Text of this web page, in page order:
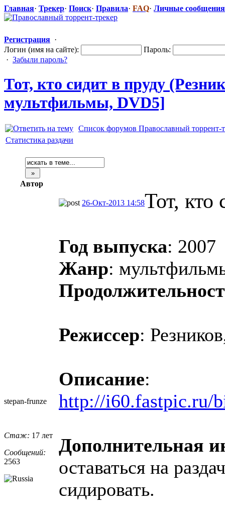
Главная· Трекер· Поиск· Правила· FAQ· Личные сообщения
Регистрация ·
Логин (имя на сайте):
Пароль:
· Забыли пароль?
Тот, кто сидит в пруду
мультфильмы, ​ DVD5]
Список форумов Православный торрент-
Статистика раздачи
Автор
stepan-frunz​e
Стаж: 17 лет
Сообщений:
2563
26-Окт-2013 14:58Тот, кто
Год выпуска: 2007
Жанр:
Режиссер:
Описание:
http://i60.fastpic.ru/
Дополнительная
оставаться на
сидировать.